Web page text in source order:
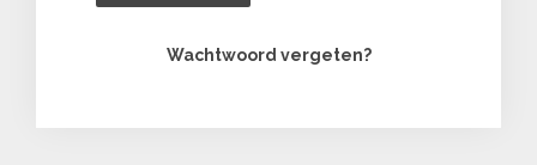
Wachtwoord vergeten?